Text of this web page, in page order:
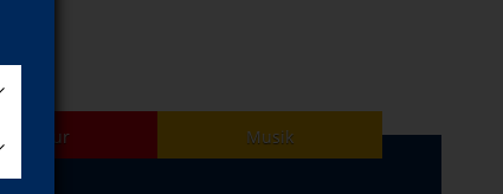
Kultur Musik